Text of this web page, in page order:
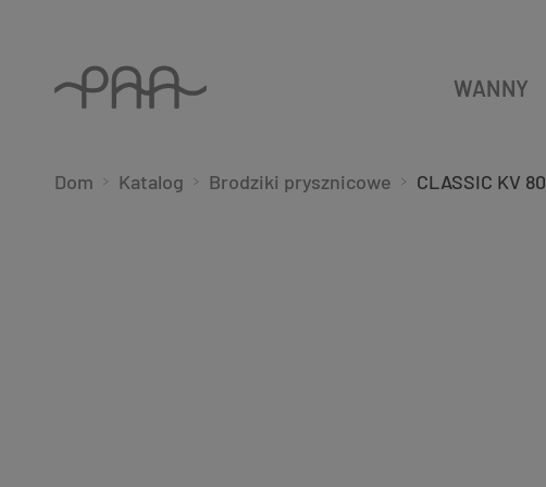
WANNY
Dom Katalog Brodziki prysznicowe CLASSIC KV 80